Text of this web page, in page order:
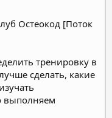
тренировку в
сделать, какие
выполняем